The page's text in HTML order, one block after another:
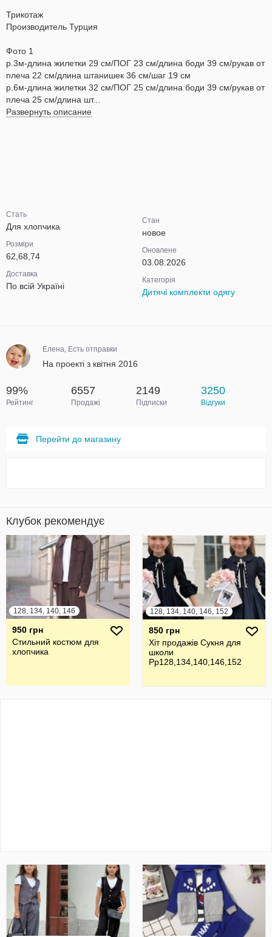
Трикотаж
Производитель Турция
Фото 1
р.3м-длина жилетки 29 см/ПОГ 23 см/длина боди 39 см/рукав от
плеча 22 см/длина штанишек 36 см/шаг 19 см
р.6м-длина жилетки 32 см/ПОГ 25 см/длина боди 39 см/рукав от
плеча 25 см/длина шт...
Развернуть описание
Стать
Для хлопчика
Розміри
62,68,74
Доставка
По всій Україні
Стан
новое
Оновлене
03.08.2026
Категорія
Дитячі комплекти одягу
Елена, Есть отправки
На проекті з квітня 2016
99%
Рейтинг
6557
Продажі
2149
Підписки
3250
Відгуки
Перейти до магазину
Клубок рекомендує
128, 134, 140, 146
950 грн
Стильний костюм для
хлопчика
128, 134, 140, 146, 152
850 грн
Хіт продажів Сукня для
школи
Рр128,134,140,146,152